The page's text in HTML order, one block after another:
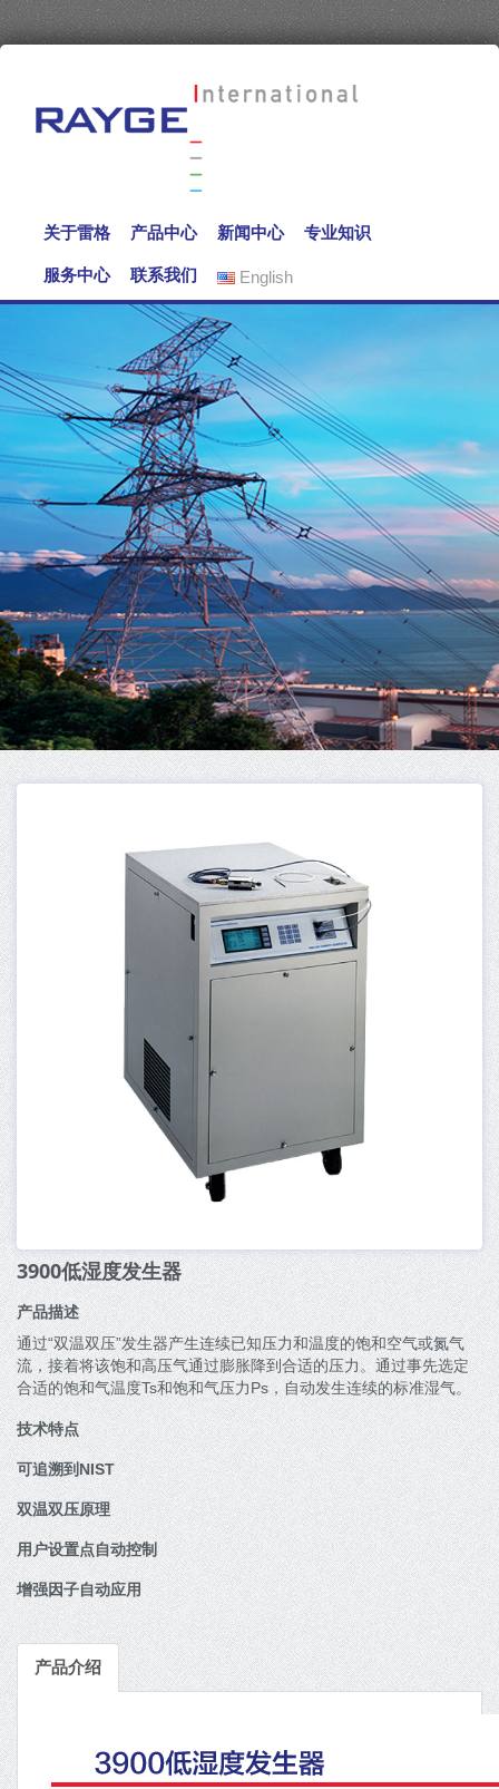
关于雷格 产品中心 新闻中心 专业知识
服务中心 联系我们 English
3900低湿度发生器
产品描述
通过“双温双压”发生器产生连续已知压力和温度的饱和空气或氮气
流，接着将该饱和高压气通过膨胀降到合适的压力。通过事先选定
合适的饱和气温度Ts和饱和气压力Ps，自动发生连续的标准湿气。
技术特点
可追溯到NIST
双温双压原理
用户设置点自动控制
增强因子自动应用
产品介绍